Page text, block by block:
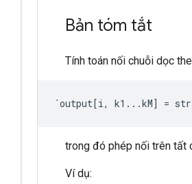
Bản tóm tắt
Tính toán nối chuỗi dọc
`output[i, k1...kM] =
trong đó phép nối trên tất
Ví dụ: